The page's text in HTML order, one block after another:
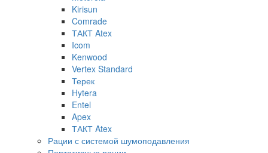
Kirisun
Comrade
ТАКТ Atex
Icom
Kenwood
Vertex Standard
Терек
Hytera
Entel
Apex
ТАКТ Atex
Рации с системой шумоподавления